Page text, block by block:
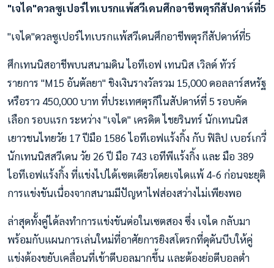
"เจได"ดวลซูเปอร์ไทเบรกแพ้สวีเดนศึกอาชีพตุรกีสัปดาห์ที่5
"เจได"ดวลซูเปอร์ไทเบรกแพ้สวีเดนศึกอาชีพตุรกีสัปดาห์ที่5
ศึกเทนนิสอาชีพบนสนามดิน ไอทีเอฟ เทนนิส เวิลด์ ทัวร์
รายการ "M15 อันตัลยา" ชิงเงินรางวัลรวม 15,000 ดอลลาร์สหรัฐ
หรือราว 450,000 บาท ที่ประเทศตุรกีในสัปดาห์ที่ 5 รอบคัด
เลือก รอบแรก ระหว่าง "เจได" เครดิต ไชยรินทร์ นักเทนนิส
เยาวชนไทยวัย 17 ปีมือ 1586 ไอทีเอฟแร้งกิ้ง กับ ฟิลิป เบอร์เกวี่
นักเทนนิสสวีเดน วัย 26 ปี มือ 743 เอทีพีแร้งกิ้ง และ มือ 389
ไอทีเอฟแร้งกิ้ง ที่แข่งไปได้เซตเดียวโดยเจไดแพ้ 4-6 ก่อนจะยุติ
การแข่งขันเนื่องจากสนามมีปัญหาไฟส่องสว่างไม่เพียงพอ
ล่าสุดทั้งคู่ได้ลงทำการแข่งขันต่อในเซตสอง ซึ่ง เจได กลับมา
พร้อมกับแผนการเล่นใหม่ที่อาศัยการยิงสโตรกที่ดุดันบีบให้คู่
แข่งต้องขยับเคลื่อนที่เข้าตีบอลมากขึ้น และต้องย่อตีบอลต่ำ